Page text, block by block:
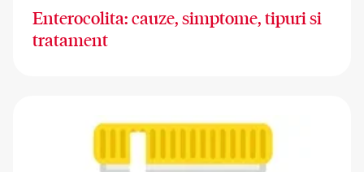
Enterocolita: cauze, simptome, tipuri si
tratament